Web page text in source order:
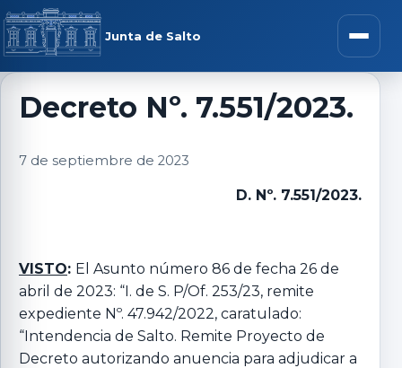
Saltar al contenido
Junta de Salto Abrir
menú
Decreto Nº. 7.551/2023.
7 de septiembre de 2023
D. Nº. 7.551/2023.
VISTO: El Asunto número 86 de fecha 26 de
abril de 2023: “I. de S. P/Of. 253/23, remite
expediente Nº. 47.942/2022, caratulado:
“Intendencia de Salto. Remite Proyecto de
Decreto autorizando anuencia para adjudicar a